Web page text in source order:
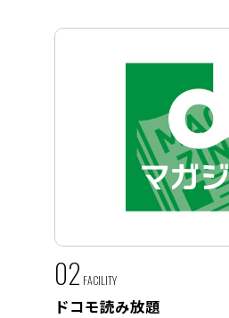
02 FACILITY
ドコモ読み放題